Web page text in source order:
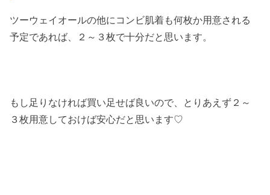
ツーウェイオールの他にコンビ肌着も何枚か用意される
予定であれば、２～３枚で十分だと思います。
もし足りなければ買い足せば良いので、とりあえず２～
３枚用意しておけば安心だと思います♡